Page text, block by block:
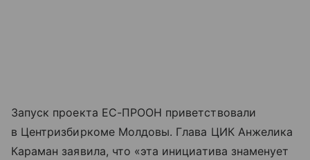
Запуск проекта ЕС-ПРООН приветствовали
в Центризбиркоме Молдовы. Глава ЦИК Анжелика
Караман заявила, что «эта инициатива знаменует